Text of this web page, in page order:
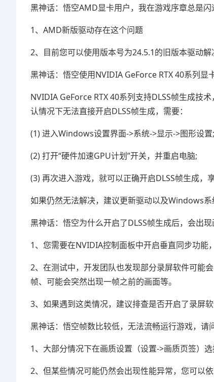
黑神话：悟空AMD显卡用户，我在游戏序章总是闪
1、AMD新版驱动存在这个问题
2、目前您可以使用版本号为24.5.1的旧版本驱动解
黑神话：悟空使用NVIDIA GeForce RTX 40系列显
NVIDIA GeForce RTX 40系列支持DLSS帧生成技
认情况下无法直接开启DLSS帧生成，需要：
(1) 进入Windows设置界面->系统->显示->图形设置;
(2) 打开“硬件加速GPU计划”开关，并重启电脑;
(3) 再次进入游戏，就可以正确开启DLSS帧生成，
如果仍然无法解决，建议更新驱动以及Windows系
黑神话：悟空为什么开启了DLSS帧生成后，会出
1、您需要在NVIDIA控制面板中开启垂直同步功能
2、在测试中，开发团队也发现部分录屏软件可能
帧、可能会突然出现一帧之前的画面等。
3、如果遇到这类情况，建议排查是否开启了录屏软
黑神话：悟空帧数比较低，无法流畅运行游戏，请
1、大部分情况下在画质设置（设置->画质页签）
2、但某些情况可能仍然会出现性能异常，您可以